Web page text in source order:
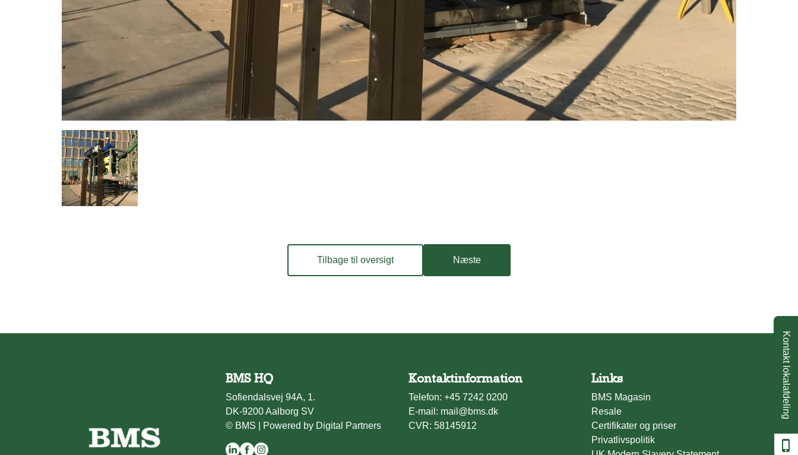
Kontakt lokalafdeling
Tilbage til oversigt Næste
BMS HQ
Sofiendalsvej 94A, 1.
DK-9200 Aalborg SV
© BMS |
Powered by Digital Partners
Kontaktinformation
Telefon: +45 7242 0200
E-mail: mail@bms.dk
CVR: 58145912
Links
BMS Magasin
Resale
Certifikater og priser
Privatlivspolitik